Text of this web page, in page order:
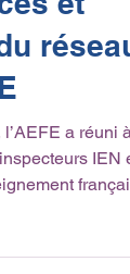
des
et
réseau
français